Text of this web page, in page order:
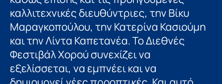
καλλιτεχνικές διευθύντριες, την Βίκυ
Μαραγκοπούλου, την Κατερίνα Κασιούμη
και την Λίντα Καπετανέα. Το Διεθνές
Φεστιβάλ Χορού συνεχίζει να
εξελίσσεται, να εμπνέει και να